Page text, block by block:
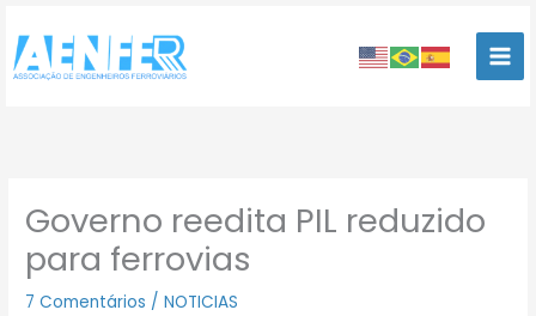
para
conteúdo
Governo reedita PIL reduzido
para ferrovias
7 Comentários /NOTICIAS